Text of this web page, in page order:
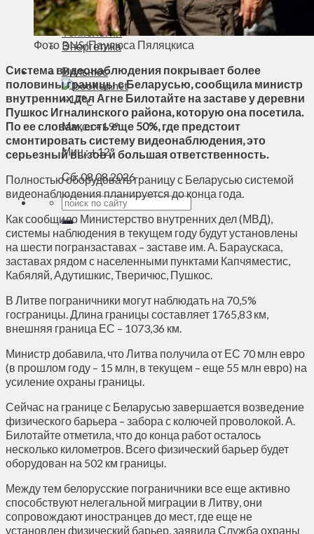
Духовное пространство
Спорт
Технологии
Энергетика
Вильнюс
+17°C
Макс.:+19°
Мин.:+12°
Сб, 08.08.2026
Фото BNS/Паулюса Пяляцкиса
Система видеонаблюдения покрывает более
половины границы с Беларусью, сообщила министр
внутренних дел Агне Билотайте на заставе у деревни
Пушкос Игналинского района, которую она посетила.
По ее словам, есть еще 50%, где предстоит
смонтировать систему видеонаблюдения, это
серьезный вызов и большая ответственность.
Полностью оборудовать границу с Беларусью системой
видеонаблюдения планируется до конца года.
Как сообщило Министерство внутренних дел (МВД),
системы наблюдения в текущем году будут установлены
на шести погранзаставах – заставе им. А. Бараускаса,
заставах рядом с населенными пунктами Капчяместис,
Кабяляй, Адутишкис, Тверичюс, Пушкос.
В Литве пограничники могут наблюдать на 70,5%
госграницы. Длина границы составляет 1765,83 км,
внешняя граница ЕС – 1073,36 км.
Министр добавила, что Литва получила от ЕС 70 млн евро
(в прошлом году – 15 млн, в текущем – еще 55 млн евро) на
усиление охраны границы.
Сейчас на границе с Беларусью завершается возведение
физического барьера – забора с колючей проволокой. А.
Билотайте отметила, что до конца работ осталось
несколько километров. Всего физический барьер будет
оборудован на 502 км границы.
Между тем белорусские пограничники все еще активно
способствуют нелегальной миграции в Литву, они
сопровождают иностранцев до мест, где еще не
установлен физический барьер, заявила Служба охраны